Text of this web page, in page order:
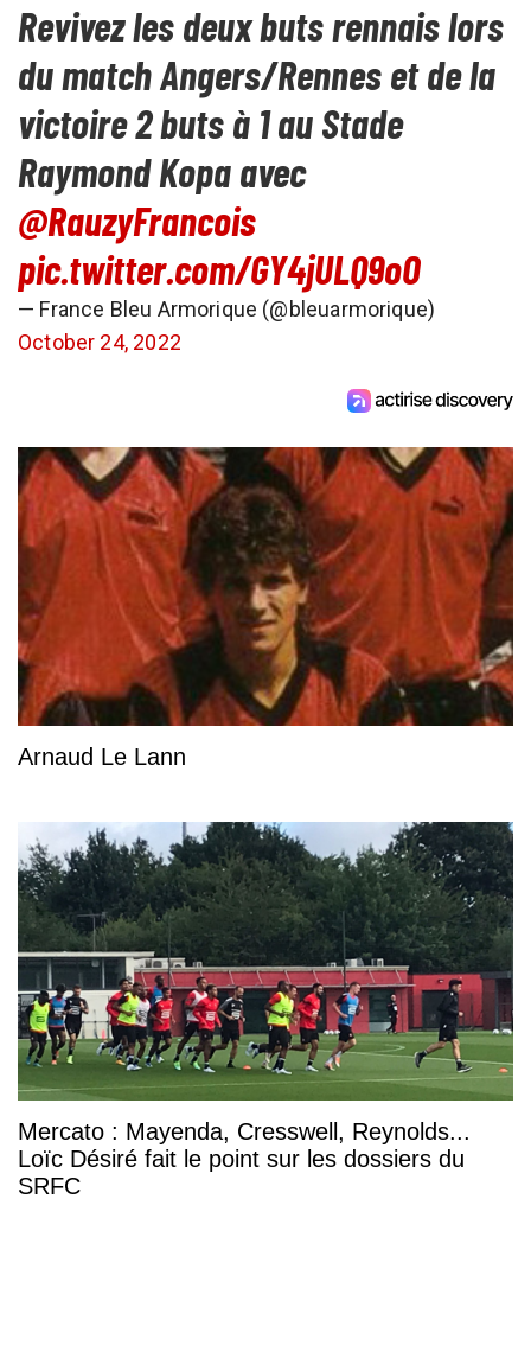
Revivez les deux buts rennais lors
du match Angers/Rennes et de la
victoire 2 buts à 1 au Stade
Raymond Kopa avec
@RauzyFrancois
pic.twitter.com/GY4jULQ9oO
— France Bleu Armorique (@bleuarmorique)
October 24, 2022
Arnaud Le Lann
Mercato : Mayenda, Cresswell, Reynolds...
Loïc Désiré fait le point sur les dossiers du
SRFC